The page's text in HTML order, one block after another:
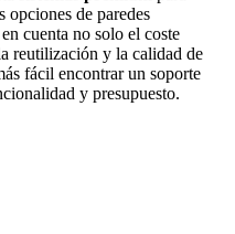
opciones de paredes
cuenta no solo el coste
reutilización y la calidad de
fácil encontrar un soporte
y presupuesto.